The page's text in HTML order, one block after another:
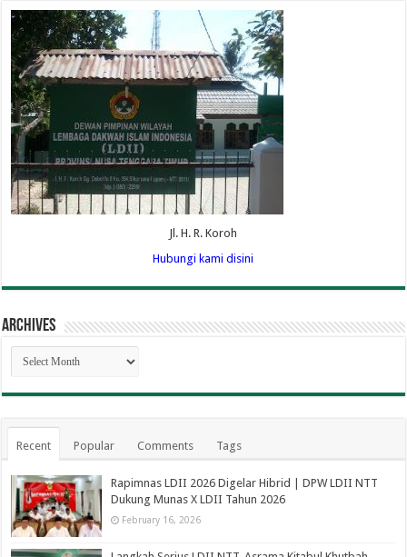
Jl. H. R. Koroh
Hubungi kami disini
Archives
Archives
Recent Popular Comments Tags
Rapimnas LDII 2026 Digelar Hibrid | DPW LDII NTT
Dukung Munas X LDII Tahun 2026
February 16, 2026